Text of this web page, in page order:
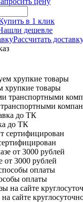
в 1 клик
дешевле
Рассчитать
хрупкие товары
до ТК
от 3000 рублей
оплаты
сайте